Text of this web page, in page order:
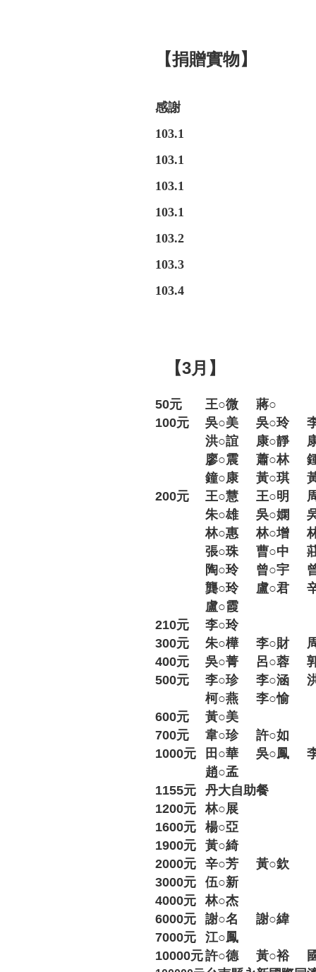
【捐贈實物】
感謝
103.1
103.1
103.1
103.1
103.2
103.3
103.4
【3月】
50元 王○微
蔣○
100元
吳○美 吳○玲
洪○誼
康○靜
廖○震
蕭○林
鐘○康
黃○琪
200元
王○慧 王○明
朱○雄
吳○嫻
林○惠
林○增
張○珠
曹○中
陶○玲
曾○宇
龔○玲
盧○君
盧○霞
210元
李○玲
300元
朱○樺 李○財
400元
吳○菁 呂○蓉
500元
李○珍 李○涵
柯○燕
李○愉
600元
黃○美
700元
韋○珍
許○如
1000元
田○華 吳○鳳
趙○孟
1155元
丹大自助餐
1200元
林○展
1600元
楊○亞
1900元
黃○綺
2000元
辛○芳
黃○欽
3000元
伍○新
4000元
林○杰
6000元
謝○名
謝○緯
7000元
江○鳳
10000元許○德 黃○裕